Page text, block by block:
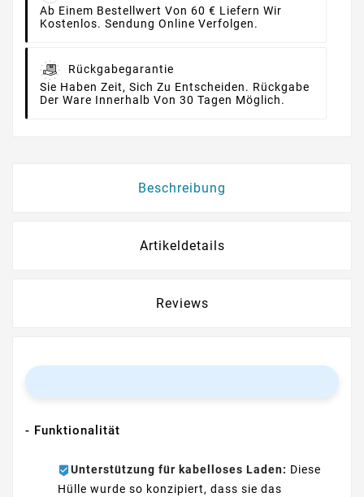
Ab Einem Bestellwert Von 60 € Liefern Wir
Kostenlos. Sendung Online Verfolgen.
Rückgabegarantie
Sie Haben Zeit, Sich Zu Entscheiden. Rückgabe
Der Ware Innerhalb Von 30 Tagen Möglich.
Beschreibung
Artikeldetails
Reviews
- Funktionalität
Unterstützung für kabelloses Laden: Diese
Hülle wurde so konzipiert, dass sie das